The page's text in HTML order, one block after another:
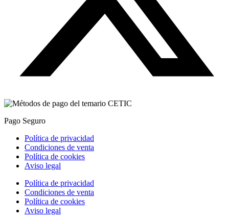
Pago Seguro
Política de privacidad
Condiciones de venta
Política de cookies
Aviso legal
Política de privacidad
Condiciones de venta
Política de cookies
Aviso legal